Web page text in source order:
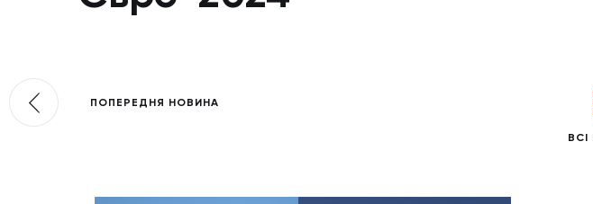
ПОПЕРЕДНЯ НОВИНА